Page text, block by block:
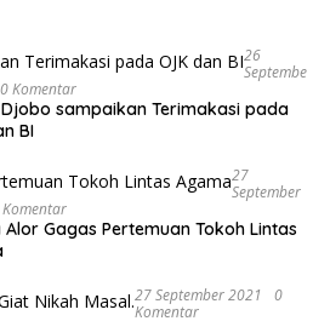
26
Septembe
0 Komentar
sampaikan Terimakasi pada
BI
27
September
Alor Gagas Pertemuan Tokoh Lintas
27 September 2021
0
Komentar